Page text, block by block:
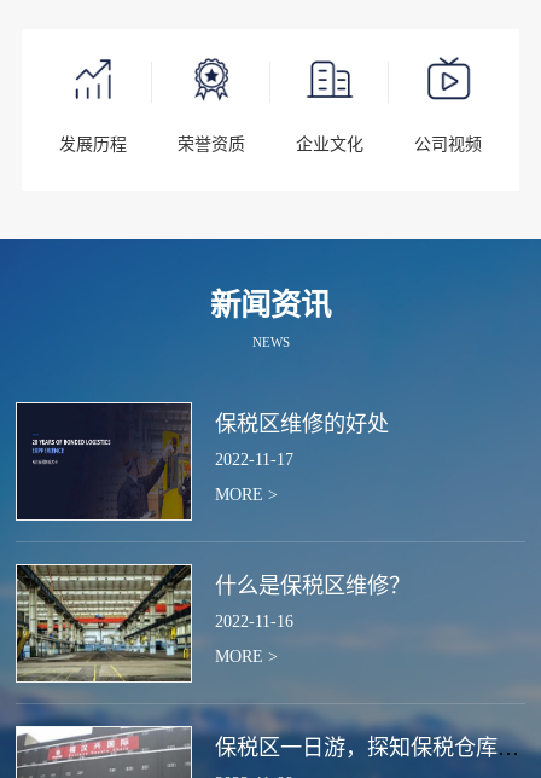
发展历程 荣誉资质 企业文化 公司视频
新闻资讯
NEWS
保税区维修的好处
2022-11-17
MORE >
什么是保税区维修？
2022-11-16
MORE >
保税区一日游，探知保税仓库的作用